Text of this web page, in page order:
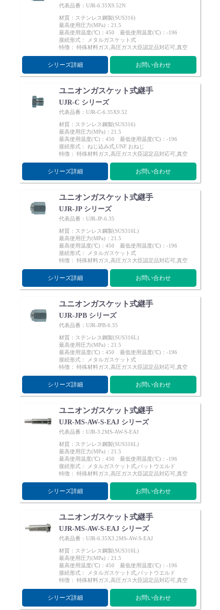
Language：日本語 ／ English
お問い合わせ
代表品番：UJR-6.35X9.52N
材質：ステンレス鋼製(SUS316)
最高使用圧力(MPa)：21.5
最高使用温度(℃)：450 最低使用温度(℃)：-196
接続形式： メタルガスケット式
特徴： 特殊材料ガス,高圧ガス大臣認定品対応可,真空
シリーズ詳細 お問い合わせ
ユニオンガスケット式継手
UJR-C シリーズ
代表品番：UJR-C-6.35X9.52
材質：ステンレス鋼製(SUS316)
最高使用圧力(MPa)：21.5
最高使用温度(℃)：450 最低使用温度(℃)：-196
接続形式： ねじ込み式,UNF おねじ
特徴： 特殊材料ガス,高圧ガス大臣認定品対応可,真空
シリーズ詳細 お問い合わせ
ユニオンガスケット式継手
UJR-JP シリーズ
代表品番：UJR-JP-6.35
材質：ステンレス鋼製(SUS316L)
最高使用圧力(MPa)：21.5
最高使用温度(℃)：450 最低使用温度(℃)：-196
接続形式： メタルガスケット式
特徴： 特殊材料ガス,高圧ガス大臣認定品対応可,真空
シリーズ詳細 お問い合わせ
ユニオンガスケット式継手
UJR-JPB シリーズ
代表品番：UJR-JPB-6.35
材質：ステンレス鋼製(SUS316L)
最高使用圧力(MPa)：21.5
最高使用温度(℃)：450 最低使用温度(℃)：-196
接続形式： メタルガスケット式
特徴： 特殊材料ガス,高圧ガス大臣認定品対応可,真空
シリーズ詳細 お問い合わせ
ユニオンガスケット式継手
UJR-MS-AW-S-EAJ シリーズ
代表品番：UJR-3.2MS-AW-S-EAJ
材質：ステンレス鋼製(SUS316L)
最高使用圧力(MPa)：21.5
最高使用温度(℃)：450 最低使用温度(℃)：-196
接続形式： メタルガスケット式,バットウエルド
特徴： 特殊材料ガス,高圧ガス大臣認定品対応可,真空
シリーズ詳細 お問い合わせ
ユニオンガスケット式継手
UJR-MS-AW-S-EAJ シリーズ
代表品番：UJR-6.35X3.2MS-AW-S-EAJ
材質：ステンレス鋼製(SUS316L)
最高使用圧力(MPa)：21.5
最高使用温度(℃)：450 最低使用温度(℃)：-196
接続形式： メタルガスケット式,バットウエルド
特徴： 特殊材料ガス,高圧ガス大臣認定品対応可,真空
シリーズ詳細 お問い合わせ